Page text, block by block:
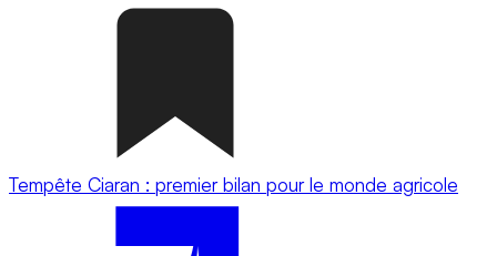
Tempête Ciaran : premier bilan pour le monde agricole